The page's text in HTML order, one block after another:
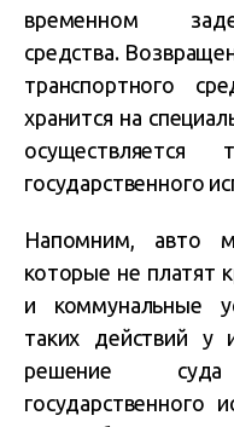
временном
средства.
транспортного
хранится на
государственного
Напомним, авто
которые не платят
и коммунальные
таких действий у
решение
государственного